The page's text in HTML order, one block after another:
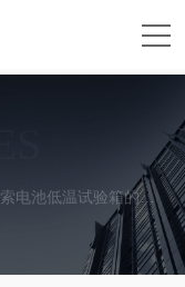
池低温试验箱的工作原理与测试标准